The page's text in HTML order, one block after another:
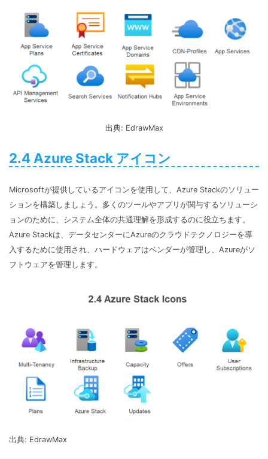
出典: EdrawMax
2.4 Azure Stack アイコン
Microsoftが提供しているアイコンを使用して、Azure Stackのソリュー
ションを構築しましょう。多くのツールやアプリが関与するソリューシ
ョンのために、システム全体の共通理解を形成するのに役立ちます。
Azure Stackは、データセンターにAzureのクラウドテクノロジーを導
入するために使用され、ハードウェアはベンダーが管理し、Azureがソ
フトウェアを管理します。
出典: EdrawMax